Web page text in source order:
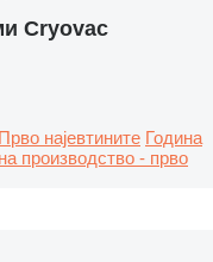
Cryovac
Прво најевтините Година
производство - прво